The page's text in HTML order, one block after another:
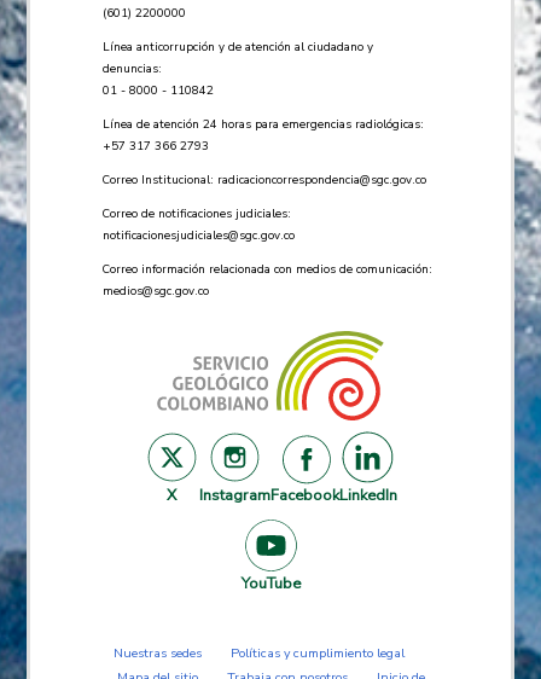
(601) 2200000
Línea anticorrupción y de atención al ciudadano y
denuncias:
01 - 8000 - 110842
Línea de atención 24 horas para emergencias radiológicas:
+57 ​317 366 2793
Correo Institucional: radicacioncorrespondencia@sgc.gov.co
Correo de notificaciones judiciales:
notificacionesjudiciales@sgc.gov.co
Correo información relacionada con medios de comunicación:
medios@sgc.gov.co
X InstagramFacebookLinkedIn
YouTube
Nuestras sedes
Políticas y cumplimiento legal